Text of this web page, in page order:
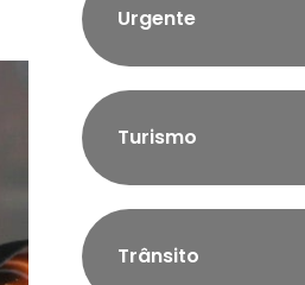
Urgente
Turismo
Trânsito